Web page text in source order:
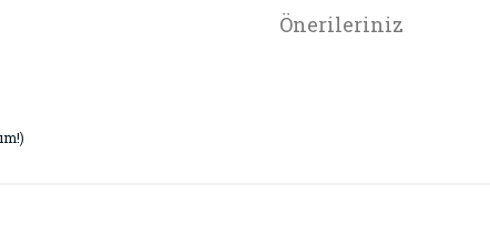
Önerileriniz